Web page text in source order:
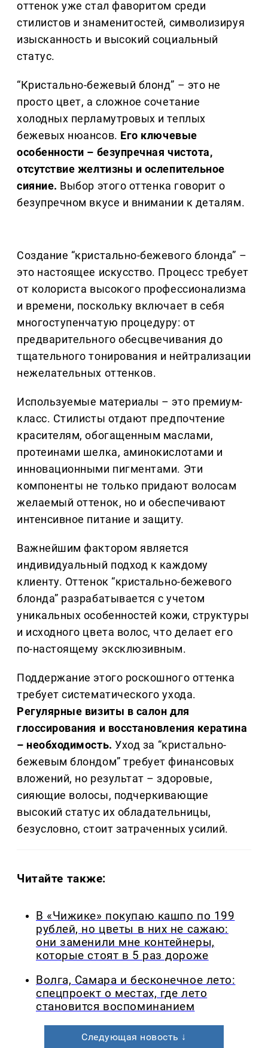
оттенок уже стал фаворитом среди
стилистов и знаменитостей, символизируя
изысканность и высокий социальный
статус.
“Кристально-бежевый блонд” – это не
просто цвет, а сложное сочетание
холодных перламутровых и теплых
бежевых нюансов. Его ключевые
особенности – безупречная чистота,
отсутствие желтизны и ослепительное
сияние. Выбор этого оттенка говорит о
безупречном вкусе и внимании к деталям.
Создание “кристально-бежевого блонда” –
это настоящее искусство. Процесс требует
от колориста высокого профессионализма
и времени, поскольку включает в себя
многоступенчатую процедуру: от
предварительного обесцвечивания до
тщательного тонирования и нейтрализации
нежелательных оттенков.
Используемые материалы – это премиум-
класс. Стилисты отдают предпочтение
красителям, обогащенным маслами,
протеинами шелка, аминокислотами и
инновационными пигментами. Эти
компоненты не только придают волосам
желаемый оттенок, но и обеспечивают
интенсивное питание и защиту.
Важнейшим фактором является
индивидуальный подход к каждому
клиенту. Оттенок “кристально-бежевого
блонда” разрабатывается с учетом
уникальных особенностей кожи, структуры
и исходного цвета волос, что делает его
по-настоящему эксклюзивным.
Поддержание этого роскошного оттенка
требует систематического ухода.
Регулярные визиты в салон для
глоссирования и восстановления кератина
– необходимость. Уход за “кристально-
бежевым блондом” требует финансовых
вложений, но результат – здоровые,
сияющие волосы, подчеркивающие
высокий статус их обладательницы,
безусловно, стоит затраченных усилий.
Читайте также:
В «Чижике» покупаю кашпо по 199
рублей, но цветы в них не сажаю:
они заменили мне контейнеры,
которые стоят в 5 раз дороже
Волга, Самара и бесконечное лето:
спецпроект о местах, где лето
становится воспоминанием
Следующая новость ↓